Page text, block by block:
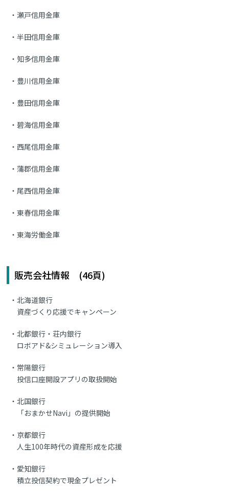
瀬戸信用金庫
半田信用金庫
知多信用金庫
豊川信用金庫
豊田信用金庫
碧海信用金庫
西尾信用金庫
蒲郡信用金庫
尾西信用金庫
東春信用金庫
東海労働金庫
販売会社情報 (46頁)
北海道銀行
資産づくり応援でキャンペーン
北都銀行・荘内銀行
ロボアド&シミュレーション導入
常陽銀行
投信口座開設アプリの取扱開始
北国銀行
「おまかせNavi」の提供開始
京都銀行
人生100年時代の資産形成を応援
愛知銀行
積立投信契約で現金プレゼント